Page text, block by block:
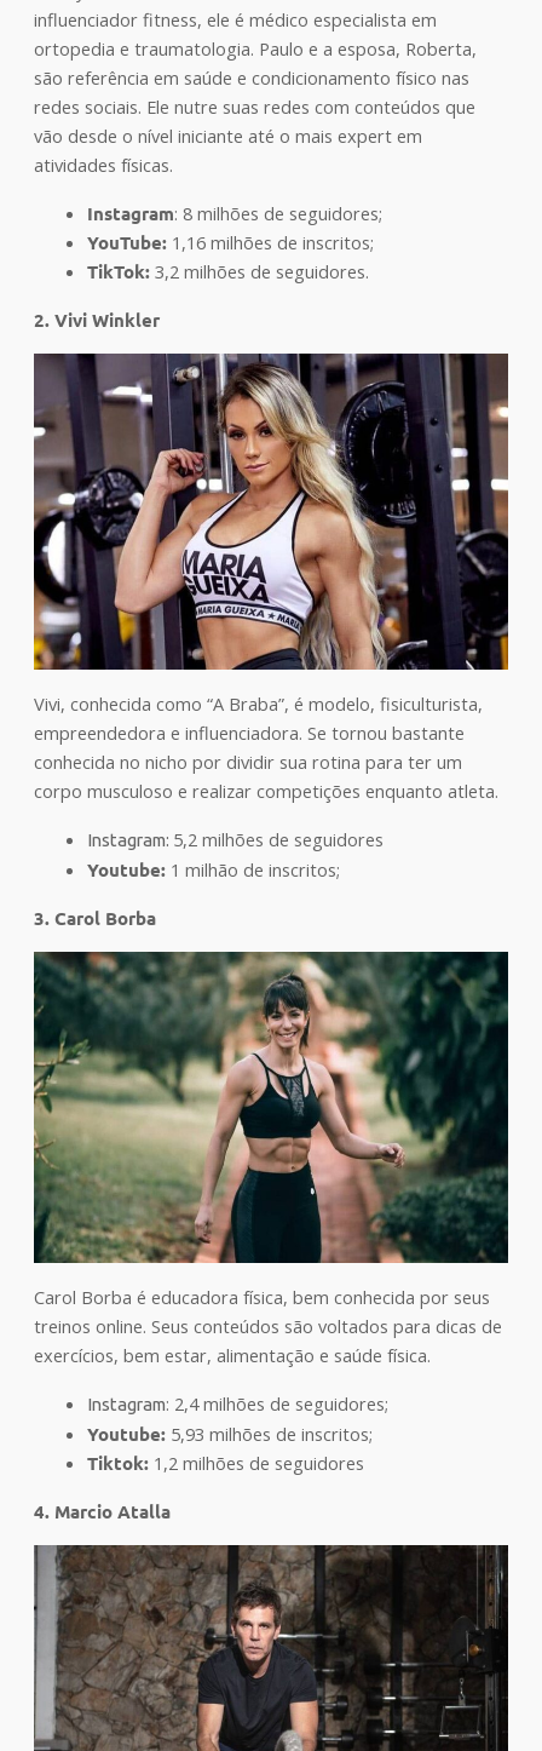
influenciador fitness, ele é médico especialista em
ortopedia e traumatologia. Paulo e a esposa, Roberta,
são referência em saúde e condicionamento físico nas
redes sociais. Ele nutre suas redes com conteúdos que
vão desde o nível iniciante até o mais expert em
atividades físicas.
Instagram: 8 milhões de seguidores;
YouTube: 1,16 milhões de inscritos;
TikTok: 3,2 milhões de seguidores.
2. Vivi Winkler
Vivi, conhecida como “A Braba”, é modelo, fisiculturista,
empreendedora e influenciadora. Se tornou bastante
conhecida no nicho por dividir sua rotina para ter um
corpo musculoso e realizar competições enquanto atleta.
Instagram: 5,2 milhões de seguidores
Youtube:1 milhão de inscritos;
3. Carol Borba
Carol Borba é educadora física, bem conhecida por seus
treinos online. Seus conteúdos são voltados para dicas de
exercícios, bem estar, alimentação e saúde física.
Instagram: 2,4 milhões de seguidores;
Youtube:5,93 milhões de inscritos;
Tiktok:1,2 milhões de seguidores
4. Marcio Atalla